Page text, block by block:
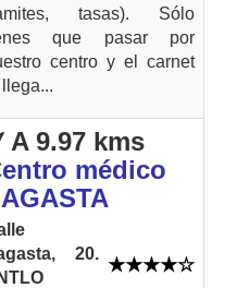
tasas). Sólo
que pasar por
centro y el carnet
A 9.97 kms
médico
20.